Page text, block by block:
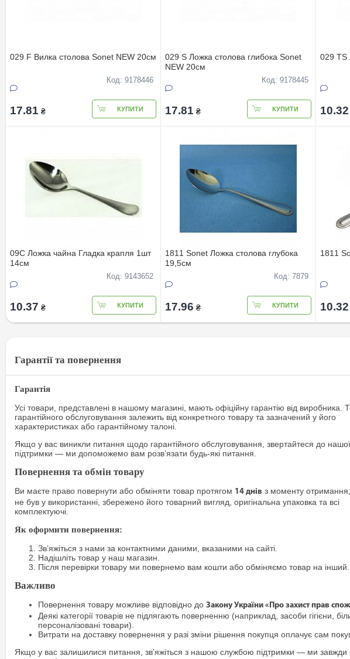
029 F Вилка столова Sonet NEW 20см
Код: 9178446
17.81 ₴ КУПИТИ
029 S Ложка столова глибока Sonet
NEW 20см
Код: 9178445
17.81 ₴ КУПИТИ
029 TS
10.32
09С Ложка чайна Гладка крапля 1шт
14см
Код: 9143652
10.37 ₴ КУПИТИ
1811 Sonet Ложка столова глубока
19,5см
Код: 7879
17.96 ₴ КУПИТИ
1811
10.32
Гарантії та повернення
Гарантія
Усі товари, представлені в нашому магазині, мають офіційну гарантію від виробника.
гарантійного обслуговування залежить від конкретного товару та зазначений у його
характеристиках або гарантійному талоні.
Якщо у вас виникли питання щодо гарантійного обслуговування, звертайтеся до
підтримки — ми допоможемо вам розв’язати будь-які питання.
Повернення та обмін товару
Ви маєте право повернути або обміняти товар протягом 14 днів з моменту
не був у використанні, збережено його товарний вигляд, оригінальна упаковка та всі
комплектуючі.
Як оформити повернення:
Зв’яжіться з нами за контактними даними, вказаними на сайті.
Надішліть товар у наш магазин.
Після перевірки товару ми повернемо вам кошти або обміняємо товар на інший.
Важливо
Повернення товару можливе відповідно до Закону України «Про захист прав
Деякі категорії товарів не підлягають поверненню (наприклад, засоби гігієни,
персоналізовані товари).
Витрати на доставку повернення у разі зміни рішення покупця оплачує сам
Якщо у вас залишилися питання, зв’яжіться з нашою службою підтримки — ми завжди